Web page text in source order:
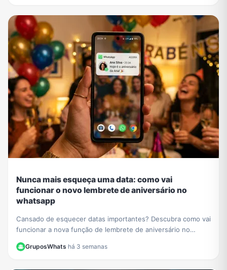
Nunca mais esqueça uma data: como vai
funcionar o novo lembrete de aniversário no
whatsapp
Cansado de esquecer datas importantes? Descubra como vai
funcionar a nova função de lembrete de aniversário no
WhatsApp e nunca mais perca uma comemoração.
GruposWhats·há 3 semanas